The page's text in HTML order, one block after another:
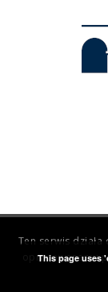
Ten serwis
opracowanemu
This page uses